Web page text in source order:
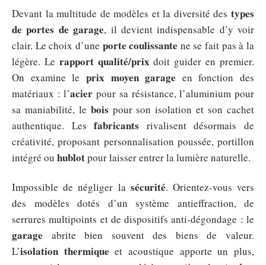
Devant la multitude de modèles et la diversité des types
de portes de garage, il devient indispensable d’y voir
clair. Le choix d’une porte coulissante ne se fait pas à la
légère. Le rapport qualité/prix doit guider en premier.
On examine le prix moyen garage en fonction des
matériaux : l’acier pour sa résistance, l’aluminium pour
sa maniabilité, le bois pour son isolation et son cachet
authentique. Lesfabricants rivalisent désormais de
créativité, proposant personnalisation poussée, portillon
intégré ou hublotpour laisser entrer la lumière naturelle.
Impossible de négliger la sécurité. Orientez-vous vers
des modèles dotés d’un système antieffraction, de
serrures multipoints et de dispositifs anti-dégondage : le
garage abrite bien souvent des biens de valeur.
L’isolation thermique et acoustique apporte un plus,